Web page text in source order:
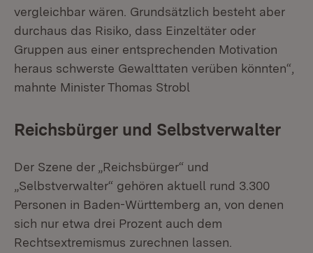
vergleichbar wären. Grundsätzlich besteht aber
durchaus das Risiko, dass Einzeltäter oder
Gruppen aus einer entsprechenden Motivation
heraus schwerste Gewalttaten verüben könnten“,
mahnte Minister Thomas Strobl
Reichsbürger und Selbstverwalter
Der Szene der „Reichsbürger“ und
„Selbstverwalter“ gehören aktuell rund 3.300
Personen in Baden-Württemberg an, von denen
sich nur etwa drei Prozent auch dem
Rechtsextremismus zurechnen lassen.